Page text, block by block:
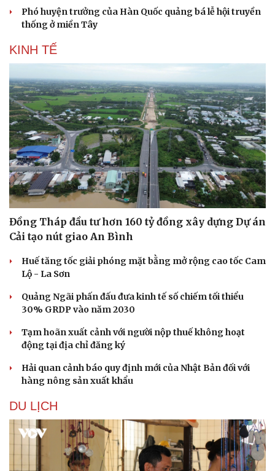
Phó huyện trưởng của Hàn Quốc quảng bá lễ hội truyền
thống ở miền Tây
KINH TẾ
Đồng Tháp đầu tư hơn 160 tỷ đồng xây dựng Dự án
Cải tạo nút giao An Bình
Huế tăng tốc giải phóng mặt bằng mở rộng cao tốc Cam
Lộ - La Sơn
Quảng Ngãi phấn đấu đưa kinh tế số chiếm tối thiểu
30% GRDP vào năm 2030
Tạm hoãn xuất cảnh với người nộp thuế không hoạt
động tại địa chỉ đăng ký
Hải quan cảnh báo quy định mới của Nhật Bản đối với
hàng nông sản xuất khẩu
DU LỊCH